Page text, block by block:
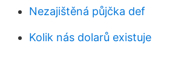
Nezajištěná půjčka def
Kolik nás dolarů existuje